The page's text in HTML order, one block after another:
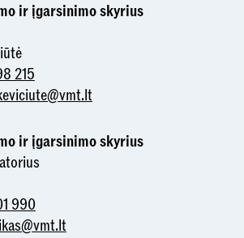
ir įgarsinimo skyrius
215
ir įgarsinimo skyrius
990